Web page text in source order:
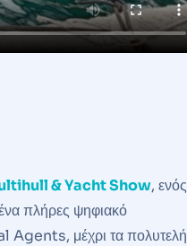
& Yacht Show, ενός
πλήρες ψηφιακό
Agents, μέχρι τα πολυτελή